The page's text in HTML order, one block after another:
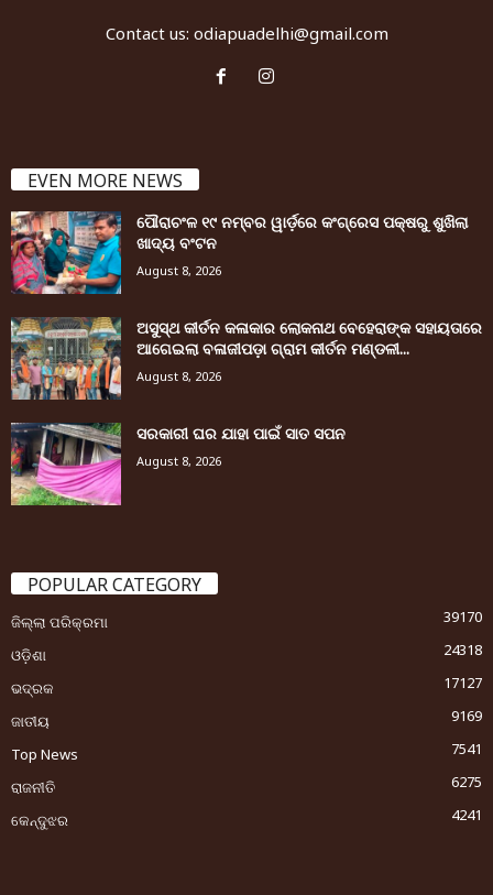
Contact us: odiapuadelhi@gmail.com
EVEN MORE NEWS
ପୌରାଚଂଳ ୧୯ ନମ୍ବର ୱାର୍ଡ଼ରେ କଂଗ୍ରେସ ପକ୍ଷରୁ ଶୁଖିଲା
ଖାଦ୍ୟ ବଂଟନ
August 8, 2026
ଅସୁସ୍ଥ କୀର୍ତନ କଳାକାର ଲୋକନାଥ ବେହେରାଙ୍କ ସହାୟତାରେ
ଆଗେଇଲା ବଳାଜୀପଡ଼ା ଗ୍ରାମ କୀର୍ତନ ମଣ୍ଡଳୀ...
August 8, 2026
ସରକାରୀ ଘର ଯାହା ପାଇଁ ସାତ ସପନ
August 8, 2026
POPULAR CATEGORY
ଜିଲ୍ଲା ପରିକ୍ରମା
39170
ଓଡ଼ିଶା
24318
ଭଦ୍ରକ
17127
ଜାତୀୟ
9169
Top News
7541
ରାଜନୀତି
6275
କେନ୍ଦୁଝର
4241